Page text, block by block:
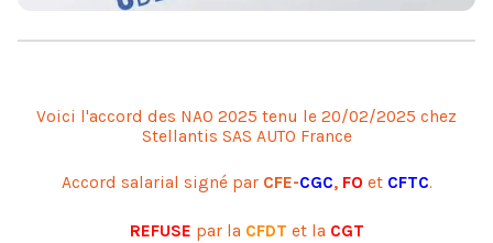
Voici l'accord des NAO 2025 tenu le 20/02/2025 chez
Stellantis SAS AUTO France
Accord salarial signé par CFE-CGC, FO et CFTC.
REFUSE par la CFDT et la CGT